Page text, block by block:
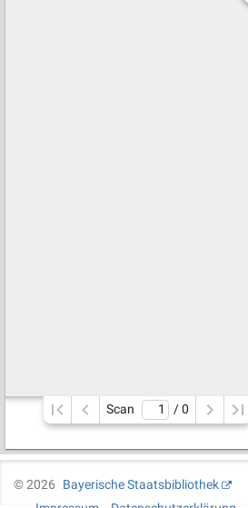
Scan / 0
©2026
Bayerische Staatsbibliothek